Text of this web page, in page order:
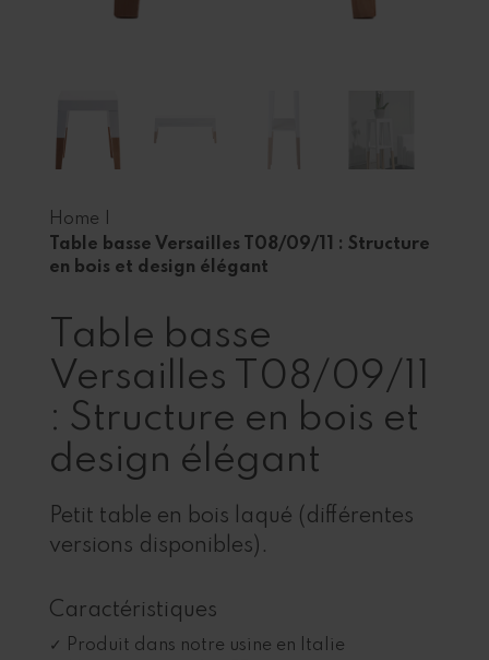
Home
Table basse Versailles T08/09/11 : Structure
en bois et design élégant
Table basse
Versailles T08/09/11
: Structure en bois et
design élégant
Petit table en bois laqué (différentes
versions disponibles).
Caractéristiques
Produit dans notre usine en Italie